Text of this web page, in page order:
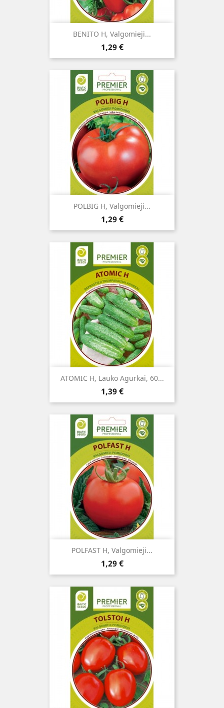
BENITO H, Valgomieji...
Kaina
1,29 €
POLBIG H, Valgomieji...
Kaina
1,29 €
ATOMIC H, Lauko Agurkai, 60...
Kaina
1,39 €
POLFAST H, Valgomieji...
Kaina
1,29 €